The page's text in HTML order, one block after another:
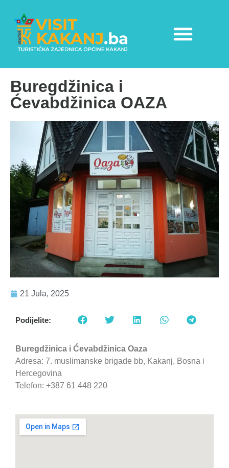
Buregdžinica i
Ćevabdžinica OAZA
21 Jula, 2025
Podijelite:
Buregdžinica i Ćevabdžinica Oaza
Adresa: 7. muslimanske brigade bb, Kakanj, Bosna i
Hercegovina
Telefon: +387 61 448 220